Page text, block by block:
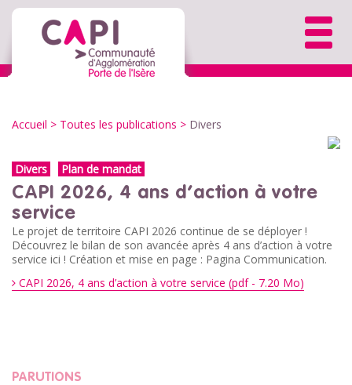
Accueil > Toutes les publications > Divers
Divers Plan de mandat
CAPI 2026, 4 ans d’action à votre
service
Le projet de territoire CAPI 2026 continue de se déployer !
Découvrez le bilan de son avancée après 4 ans d’action à votre
service ici ! Création et mise en page : Pagina Communication.
CAPI 2026, 4 ans d’action à votre service (pdf - 7.20 Mo)
PARUTIONS